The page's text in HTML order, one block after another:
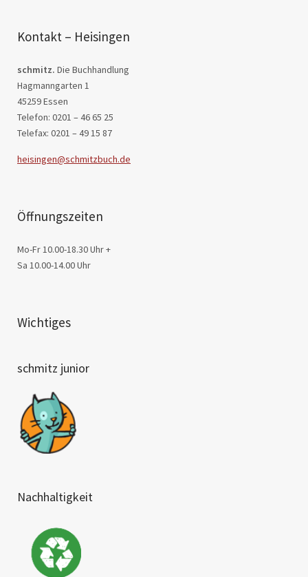
Kontakt – Heisingen
schmitz. Die Buchhandlung
Hagmanngarten 1
45259 Essen
Telefon: 0201 – 46 65 25
Telefax: 0201 – 49 15 87
heisingen@schmitzbuch.de
Öffnungszeiten
Mo-Fr 10.00-18.30 Uhr +
Sa 10.00-14.00 Uhr
Wichtiges
schmitz junior
Nachhaltigkeit